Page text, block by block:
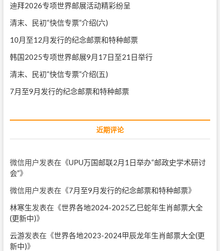
迪拜2026专项世界邮展活动精彩纷呈
清末、民初“快信专票”介绍(六)
10月至12月发行的纪念邮票和特种邮票
韩国2025专项世界邮展9月17日至21日举行
清末、民初“快信专票”介绍(五)
7月至9月发行的纪念邮票和特种邮票
近期评论
微信用户发表在《UPU万国邮联2月1日举办“邮政史学术研讨
会”》
微信用户发表在《7月至9月发行的纪念邮票和特种邮票》
林寒生发表在《世界各地2024-2025乙巳蛇年生肖邮票大全
(更新中)》
云游发表在《世界各地2023-2024甲辰龙年生肖邮票大全(更
新中)》